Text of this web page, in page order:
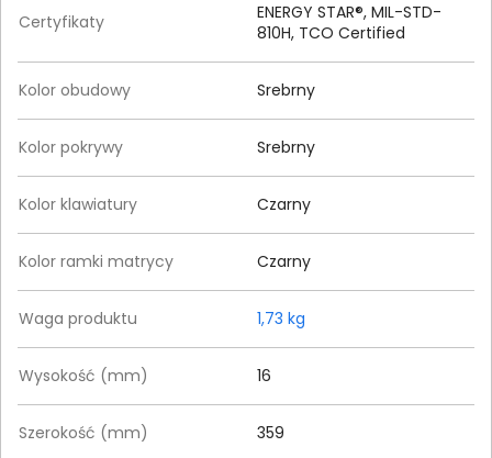
Certyfikaty
ENERGY STAR®, MIL-STD-
810H, TCO Certified
Kolor obudowy Srebrny
Kolor pokrywy Srebrny
Kolor klawiatury Czarny
Kolor ramki matrycy Czarny
Waga produktu 1,73 kg
Wysokość (mm) 16
Szerokość (mm) 359